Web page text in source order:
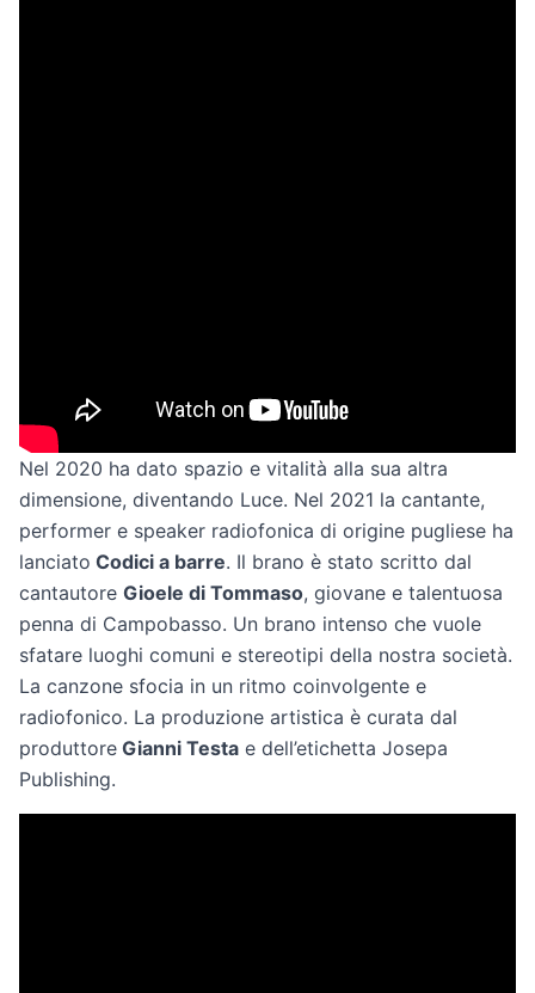
Nel 2020 ha dato spazio e vitalità alla sua altra
dimensione, diventando Luce. Nel 2021 la cantante,
performer e speaker radiofonica di origine pugliese ha
lanciato Codici a barre. Il brano è stato scritto dal
cantautore Gioele di Tommaso, giovane e talentuosa
penna di Campobasso. Un brano intenso che vuole
sfatare luoghi comuni e stereotipi della nostra società.
La canzone sfocia in un ritmo coinvolgente e
radiofonico. La produzione artistica è curata dal
produttore Gianni Testa e dell’etichetta Josepa
Publishing.